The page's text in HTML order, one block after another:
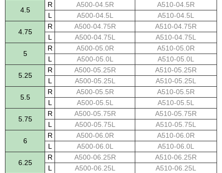
4.5
R A500-04.5R
A510-04.5R
L
A500-04.5L A510-04.5L
4.75
R A500-04.75R
A510-04.75R
L
A500-04.75L A510-04.75L
5
R A500-05.0R
A510-05.0R
L
A500-05.0L A510-05.0L
5.25
R A500-05.25R
A510-05.25R
L
A500-05.25L A510-05.25L
5.5
R A500-05.5R
A510-05.5R
L
A500-05.5L A510-05.5L
5.75
R A500-05.75R
A510-05.75R
L
A500-05.75L A510-05.75L
6
R A500-06.0R
A510-06.0R
L
A500-06.0L A510-06.0L
6.25
R A500-06.25R
A510-06.25R
L
A500-06.25L A510-06.25L